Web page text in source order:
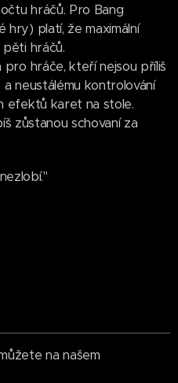
hráčů. Pro Bang
platí, že maximální
hráčů.
hráče, kteří nejsou příliš
neustálému kontrolování
efektů karet na stole.
zůstanou schovaní za
na našem